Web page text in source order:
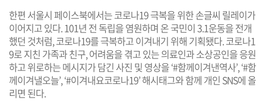
한편 서울시 페이스북에서는 코로나19 극복을 위한 손글씨 릴레이가
이어지고 있다. 101년 전 독립을 염원하며 온 국민이 3.1운동을 전개
했던 것처럼, 코로나19를 극복하고 이겨내기 위해 기획됐다. 코로나1
9로 지친 가족과 친구, 어려움을 겪고 있는 의료인과 소상공인을 응원
하고 위로하는 메시지가 담긴 사진 및 영상을 ‘#함께이겨낸역사’, ‘#함
께이겨낼오늘’, ‘#이겨내요코로나19’ 해시태그와 함께 개인 SNS에 올
리면 된다.